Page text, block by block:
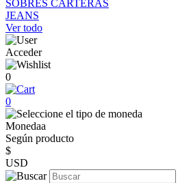
SOBRES CARTERAS
JEANS
Ver todo
Acceder
0
0
Monedaa
Según producto
$
USD